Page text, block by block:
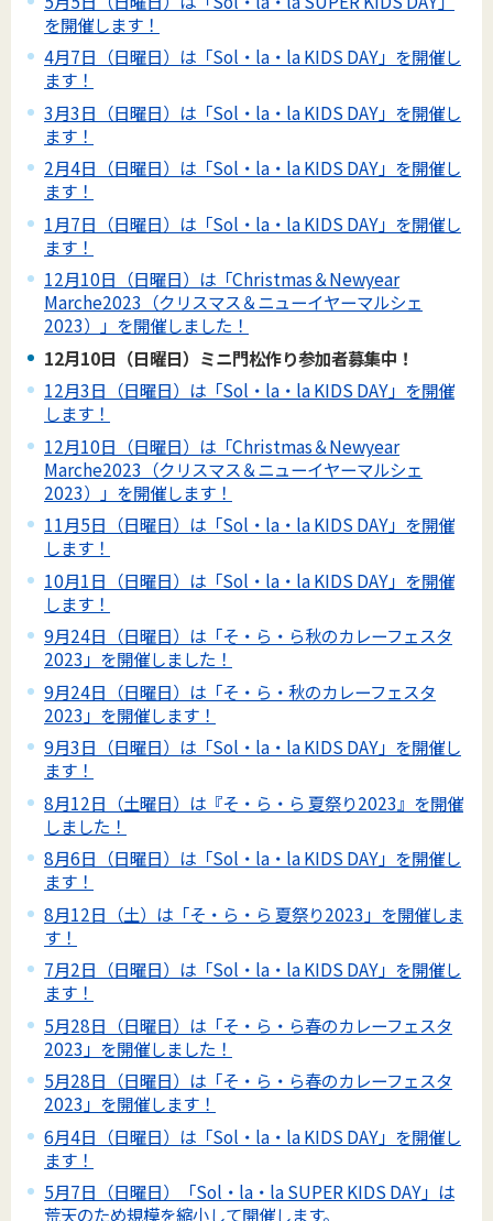
を開催します！
4月7日（日曜日）は「Sol・la・la KIDS DAY」を開催し
ます！
3月3日（日曜日）は「Sol・la・la KIDS DAY」を開催し
ます！
2月4日（日曜日）は「Sol・la・la KIDS DAY」を開催し
ます！
1月7日（日曜日）は「Sol・la・la KIDS DAY」を開催し
ます！
12月10日（日曜日）は「Christmas＆Newyear
Marche2023（クリスマス＆ニューイヤーマルシェ
2023）」を開催しました！
12月10日（日曜日）ミニ門松作り参加者募集中！
12月3日（日曜日）は「Sol・la・la KIDS DAY」を開催
します！
12月10日（日曜日）は「Christmas＆Newyear
Marche2023（クリスマス＆ニューイヤーマルシェ
2023）」を開催します！
11月5日（日曜日）は「Sol・la・la KIDS DAY」を開催
します！
10月1日（日曜日）は「Sol・la・la KIDS DAY」を開催
します！
9月24日（日曜日）は「そ・ら・ら秋のカレーフェスタ
2023」を開催しました！
9月24日（日曜日）は「そ・ら・秋のカレーフェスタ
2023」を開催します！
9月3日（日曜日）は「Sol・la・la KIDS DAY」を開催し
ます！
8月12日（土曜日）は『そ・ら・ら 夏祭り2023』を開催
しました！
8月6日（日曜日）は「Sol・la・la KIDS DAY」を開催し
ます！
8月12日（土）は「そ・ら・ら 夏祭り2023」を開催しま
す！
7月2日（日曜日）は「Sol・la・la KIDS DAY」を開催し
ます！
5月28日（日曜日）は「そ・ら・ら春のカレーフェスタ
2023」を開催しました！
5月28日（日曜日）は「そ・ら・ら春のカレーフェスタ
2023」を開催します！
6月4日（日曜日）は「Sol・la・la KIDS DAY」を開催し
ます！
5月7日（日曜日）「Sol・la・la SUPER KIDS DAY」は
荒天のため規模を縮小して開催します。